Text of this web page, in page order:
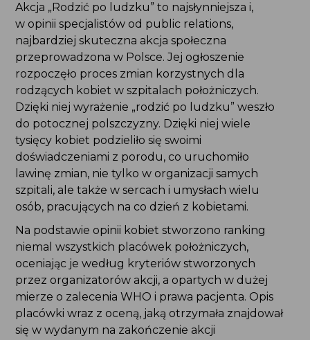
Search
for:
Search Button
Akcja „Rodzić po ludzku” to najsłynniejsza i,
w opinii specjalistów od public relations,
najbardziej skuteczna akcja społeczna
przeprowadzona w Polsce. Jej ogłoszenie
rozpoczęło proces zmian korzystnych dla
rodzących kobiet w szpitalach położniczych.
Dzięki niej wyrażenie „rodzić po ludzku” weszło
do potocznej polszczyzny. Dzięki niej wiele
tysięcy kobiet podzieliło się swoimi
doświadczeniami z porodu, co uruchomiło
lawinę zmian, nie tylko w organizacji samych
szpitali, ale także w sercach i umysłach wielu
osób, pracujących na co dzień z kobietami.
Na podstawie opinii kobiet stworzono ranking
niemal wszystkich placówek położniczych,
oceniając je według kryteriów stworzonych
przez organizatorów akcji, a opartych w dużej
mierze o zalecenia WHO i prawa pacjenta. Opis
placówki wraz z oceną, jaką otrzymała znajdował
się w wydanym na zakończenie akcji